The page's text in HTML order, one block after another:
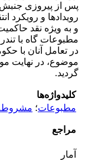
پس از پیروزی
رویدادها و رویکرد
و به ویژه نقد
مطبوعات گاه با
در تعامل آنان با
موضوع، در نهایت
گردید.
کلیدواژه‌ها
مطبوعات؛
مراجع
آمار